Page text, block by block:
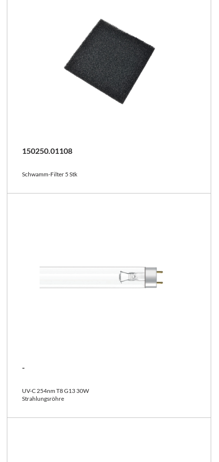
150250.01108
Schwamm-Filter 5 Stk
-
UV-C 254nm T8 G13 30W
Strahlungsröhre